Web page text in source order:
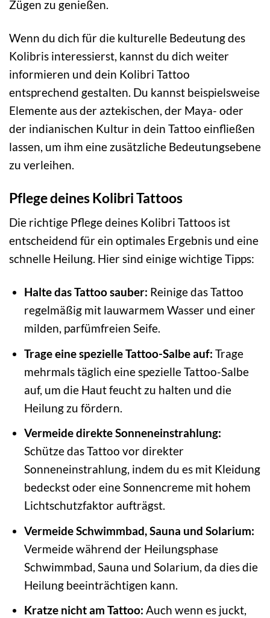
Zügen zu genießen.
Wenn du dich für die kulturelle Bedeutung des
Kolibris interessierst, kannst du dich weiter
informieren und dein Kolibri Tattoo
entsprechend gestalten. Du kannst beispielsweise
Elemente aus der aztekischen, der Maya- oder
der indianischen Kultur in dein Tattoo einfließen
lassen, um ihm eine zusätzliche Bedeutungsebene
zu verleihen.
Pflege deines Kolibri Tattoos
Die richtige Pflege deines Kolibri Tattoos ist
entscheidend für ein optimales Ergebnis und eine
schnelle Heilung. Hier sind einige wichtige Tipps:
Halte das Tattoo sauber: Reinige das Tattoo
regelmäßig mit lauwarmem Wasser und einer
milden, parfümfreien Seife.
Trage eine spezielle Tattoo-Salbe auf: Trage
mehrmals täglich eine spezielle Tattoo-Salbe
auf, um die Haut feucht zu halten und die
Heilung zu fördern.
Vermeide direkte Sonneneinstrahlung:
Schütze das Tattoo vor direkter
Sonneneinstrahlung, indem du es mit Kleidung
bedeckst oder eine Sonnencreme mit hohem
Lichtschutzfaktor aufträgst.
Vermeide Schwimmbad, Sauna und Solarium:
Vermeide während der Heilungsphase
Schwimmbad, Sauna und Solarium, da dies die
Heilung beeinträchtigen kann.
Kratze nicht am Tattoo: Auch wenn es juckt,